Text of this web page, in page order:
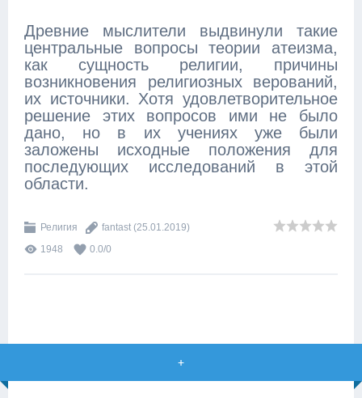
Древние мыслители выдвинули такие
центральные вопросы теории атеизма,
как сущность религии, причины
возникновения религиозных верований,
их источники. Хотя удовлетворительное
решение этих вопросов ими не было
дано, но в их учениях уже были
заложены исходные положения для
последующих исследований в этой
области.
Религия fantast (25.01.2019)
1948
0.0/0
+